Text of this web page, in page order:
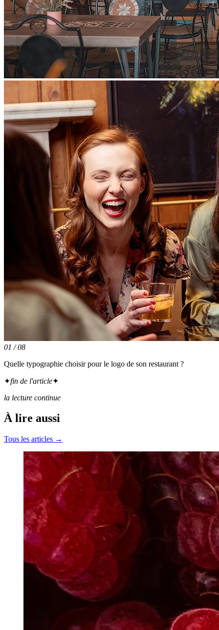
01 /08
Quelle typographie choisir pour le logo de son restaurant ?
✦fin de l'article✦
la lecture continue
À lire aussi
Tous les articles →